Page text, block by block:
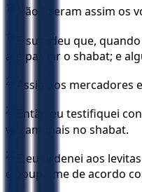
18 Não fizeram assim os
19
E sucedeu que,
até passar o shabat; e
20 Assim, os
21
Então eu testifiquei
vieram mais no shabat.
22
E eu ordenei aos
e poupa-me de acordo